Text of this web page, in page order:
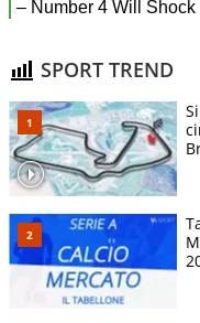
SPORT TREND